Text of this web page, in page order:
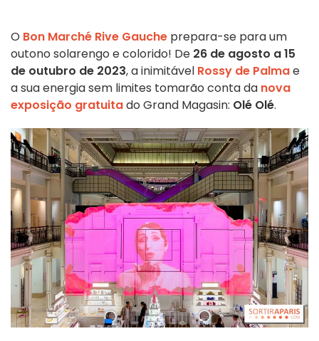
O Bon Marché Rive Gauche prepara-se para um
outono solarengo e colorido! De 26 de agosto a 15
de outubro de 2023, a inimitável Rossy de Palmae
a sua energia sem limites tomarão conta da nova
exposição gratuitado Grand Magasin: Olé Olé.